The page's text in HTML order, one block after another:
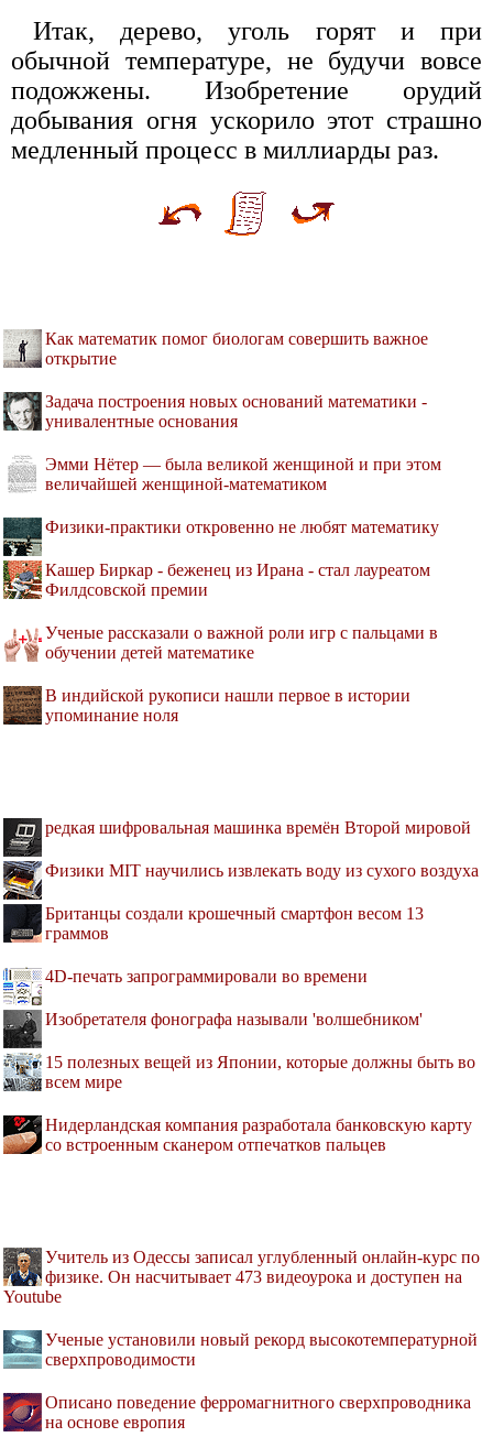
Итак, дерево, уголь горят и при
обычной температуре, не будучи вовсе
подожжены. Изобретение орудий
добывания огня ускорило этот страшно
медленный процесс в миллиарды раз.
Как математик помог биологам совершить важное
открытие
Задача построения новых оснований математики -
унивалентные основания
Эмми Нётер — была великой женщиной и при этом
величайшей женщиной-математиком
Физики-практики откровенно не любят математику
Кашер Биркар - беженец из Ирана - стал лауреатом
Филдсовской премии
Ученые рассказали о важной роли игр с пальцами в
обучении детей математике
В индийской рукописи нашли первое в истории
упоминание ноля
редкая шифровальная машинка времён Второй мировой
Физики MIT научились извлекать воду из сухого воздуха
Британцы создали крошечный смартфон весом 13
граммов
4D-печать запрограммировали во времени
Изобретателя фонографа называли 'волшебником'
15 полезных вещей из Японии, которые должны быть во
всем мире
Нидерландская компания разработала банковскую карту
со встроенным сканером отпечатков пальцев
Учитель из Одессы записал углубленный онлайн-курс по
физике. Он насчитывает 473 видеоурока и доступен на
Youtube
Ученые установили новый рекорд высокотемпературной
сверхпроводимости
Описано поведение ферромагнитного сверхпроводника
на основе европия